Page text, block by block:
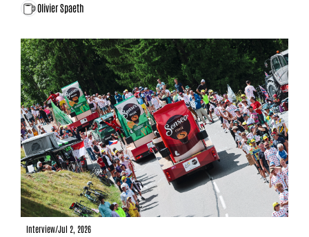
Olivier Spaeth
Interview/Jul 2, 2026